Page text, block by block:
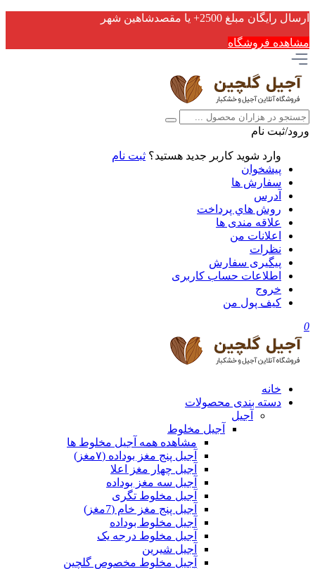
ارسال رایگان مبلغ 2500+ یا مقصدشاهین شهر
مشاهده فروشگاه
ورود/ثبت نام
وارد شوید کاربر جدید هستید؟ ثبت نام
پیشخوان
سفارش ها
آدرس
روش هاي پرداخت
علاقه مندی ها
اعلانات من
نظرات
پیگیری سفارش
اطلاعات حساب كاربری
خروج
کیف پول من
0
خانه
دسته بندی محصولات
آجیل
آجیل مخلوط
مشاهده همه آجیل مخلوط ها
آجیل پنج مغز بوداده (۷مغز)
آجیل چهار مغز اعلا
آجیل سه مغز بوداده
آجیل مخلوط تگری
آجیل پنج مغز خام (7مغز)
آجیل مخلوط بوداده
آجیل مخلوط درجه یک
آجیل شیرین
آجیل مخلوط مخصوص گلچین